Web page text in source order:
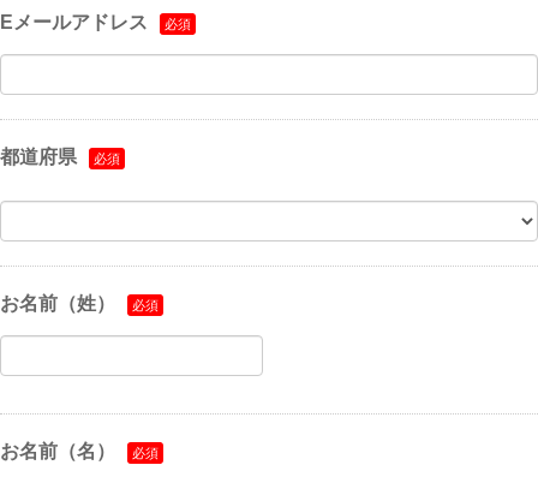
Eメールアドレス
都道府県
お名前（姓）
お名前（名）